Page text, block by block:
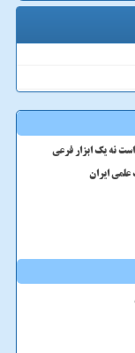
است نه یک ابزار فرعی
علمی ایران